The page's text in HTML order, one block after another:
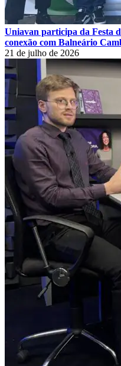
Uniavan participa da Festa
conexão com Balneário
21 de julho de 2026